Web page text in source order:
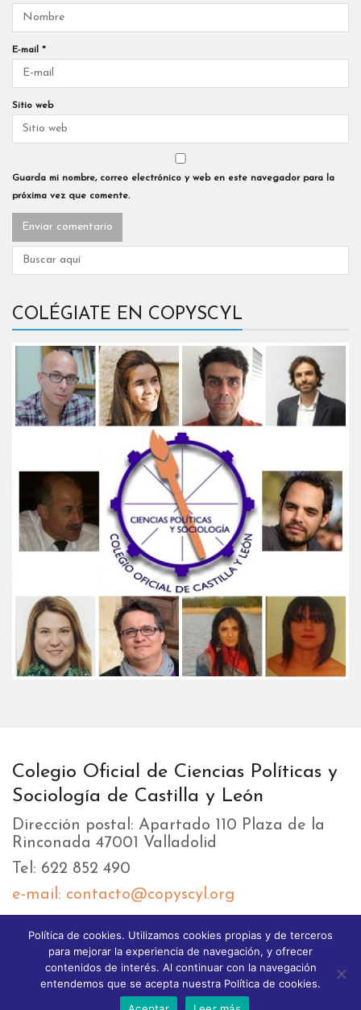
E-mail *
Sitio web
Guarda mi nombre, correo electrónico y web en este navegador para la
próxima vez que comente.
COLÉGIATE EN COPYSCYL
Colegio Oficial de Ciencias Políticas y
Sociología de Castilla y León
Dirección postal: Apartado 110 Plaza de la
Rinconada 47001 Valladolid
Tel: 622 852 490
e-mail: contacto@copyscyl.org
LIKEBOX
Política de cookies. Utilizamos cookies propias y de terceros
para mejorar la experiencia de navegación, y ofrecer
contenidos de interés. Al continuar con la navegación
entendemos que se acepta nuestra Política de cookies.